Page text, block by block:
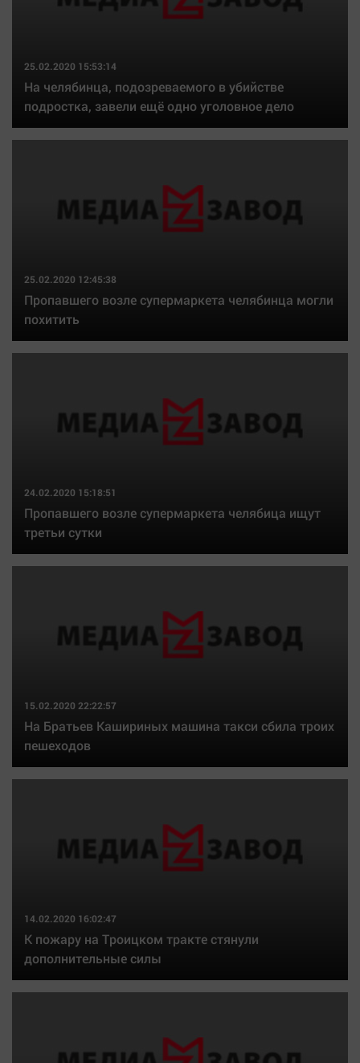
25.02.2020 15:53:14
На челябинца, подозреваемого в убийстве
подростка, завели ещё одно уголовное дело
25.02.2020 12:45:38
Пропавшего возле супермаркета челябинца могли
похитить
24.02.2020 15:18:51
Пропавшего возле супермаркета челябица ищут
третьи сутки
15.02.2020 22:22:57
На Братьев Кашириных машина такси сбила троих
пешеходов
14.02.2020 16:02:47
К пожару на Троицком тракте стянули
дополнительные силы